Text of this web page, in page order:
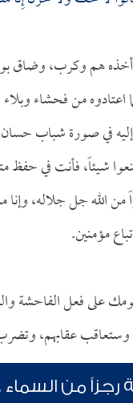
هم وكرب،
من فحشاء وبلاء
في صورة شباب
شيئاً، فأنت في حفظ
من الله جل جلاله،
مؤمنين.
على فعل الفاحشة
وستعاقب عقابهم،
رجزاً من